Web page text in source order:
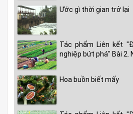
Ước gì thời gian trở lại
Tác phẩm Liên kết
nghiệp bứt phá" Bài 2.
Hoa buồn biết mấy